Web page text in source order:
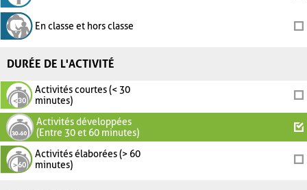
En classe et hors classe
DURÉE DE L'ACTIVITÉ
Activités courtes (< 30
minutes)
Activités développées
(Entre 30 et 60 minutes)
Activités élaborées (> 60
minutes)